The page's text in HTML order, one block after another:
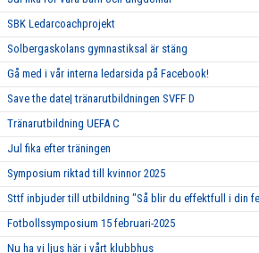
SBK Ledarcoachprojekt
Solbergaskolans gymnastiksal är stäng
Gå med i vår interna ledarsida på Facebook!
Save the date| tränarutbildningen SVFF D
Tränarutbildning UEFA C
Jul fika efter träningen
Symposium riktad till kvinnor 2025
Sttf inbjuder till utbildning "Så blir du effektfull i din
Fotbollssymposium 15 februari-2025
Nu ha vi ljus här i vårt klubbhus